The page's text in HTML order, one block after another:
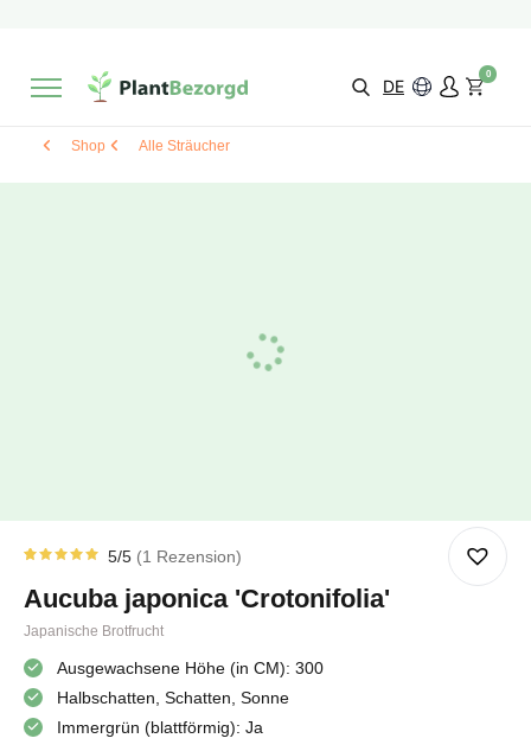
Wähle selbst
DE
0
Shop Alle Sträucher
von 5
basierend
Kundenbewertung
5/5 1 Rezension
Aucuba japonica 'Crotonifolia'
Japanische Brotfrucht
Ausgewachsene Höhe (in CM): 300
Halbschatten, Schatten, Sonne
Immergrün (blattförmig): Ja